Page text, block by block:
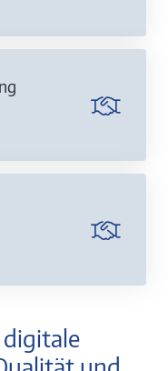
digitale